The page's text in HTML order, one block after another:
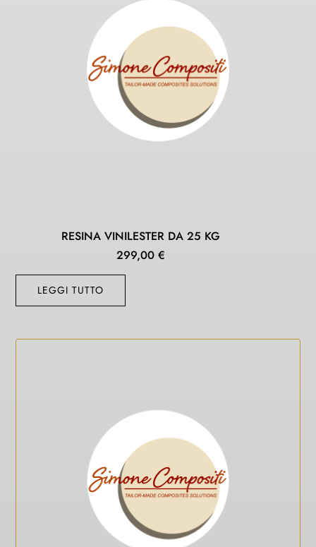
RESINA VINILESTER DA 25 KG
299,00 €
LEGGI TUTTO